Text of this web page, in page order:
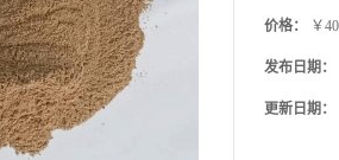
价格： ￥
发布日期：
更新日期：